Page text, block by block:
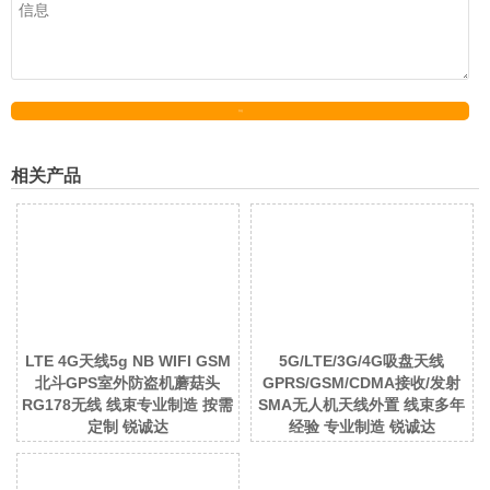
相关产品
LTE 4G天线5g NB WIFI GSM
北斗GPS室外防盗机蘑菇头
RG178无线 线束专业制造 按需
定制 锐诚达
5G/LTE/3G/4G吸盘天线
GPRS/GSM/CDMA接收/发射
SMA无人机天线外置 线束多年
经验 专业制造 锐诚达